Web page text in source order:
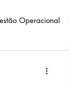
Operacional